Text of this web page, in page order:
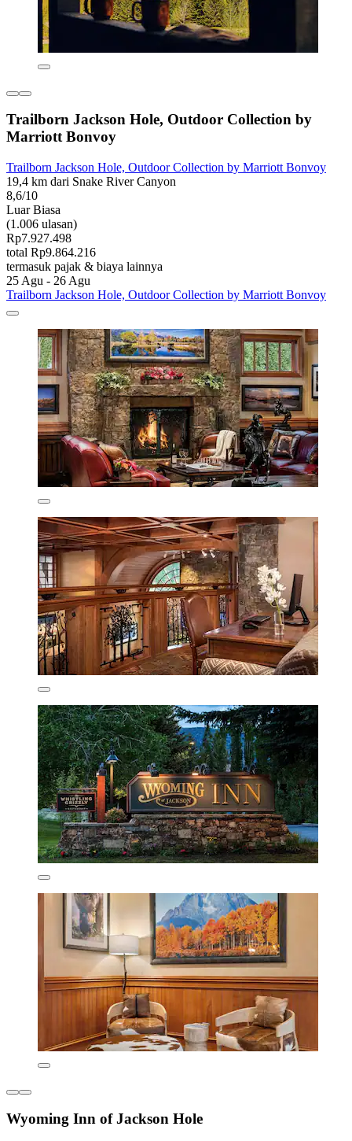
Trailborn Jackson Hole, Outdoor Collection by
Marriott Bonvoy
Trailborn Jackson Hole, Outdoor Collection by Marriott Bonvoy
19,4 km dari Snake River Canyon
8,6/10
Luar Biasa
(1.006 ulasan)
Rp7.927.498
total Rp9.864.216
termasuk pajak & biaya lainnya
25 Agu - 26 Agu
Trailborn Jackson Hole, Outdoor Collection by Marriott Bonvoy
Wyoming Inn of Jackson Hole